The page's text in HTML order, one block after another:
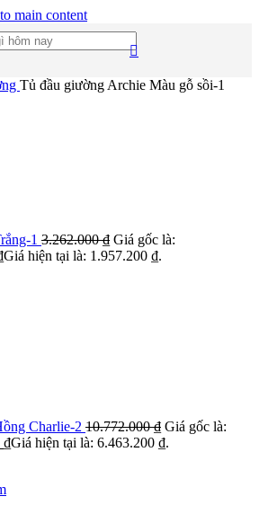
main content
Tủ đầu giường Archie Màu gỗ sồi-1
1 3.262.000₫ Giá gốc là:
Giá hiện tại là: 1.957.200 ₫.
Charlie-2 10.772.000₫ Giá gốc là:
₫Giá hiện tại là: 6.463.200 ₫.